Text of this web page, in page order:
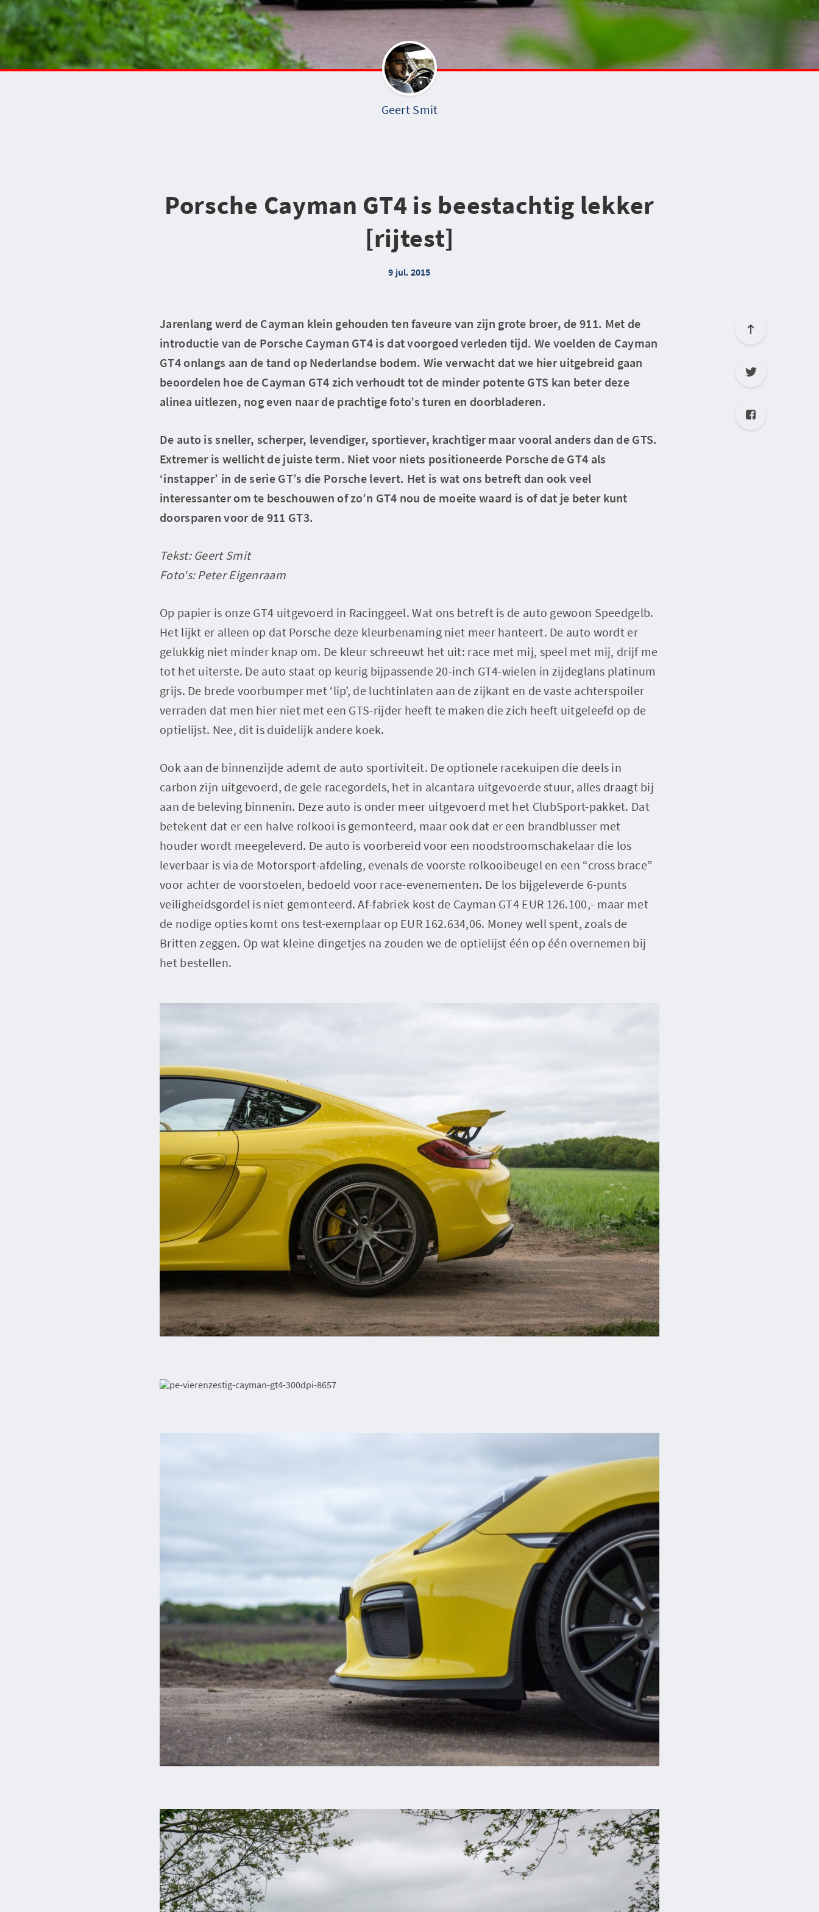
Geert Smit
Porsche Cayman GT4 is beestachtig lekker
[rijtest]
9 jul. 2015
Jarenlang werd de Cayman klein gehouden ten faveure van zijn grote broer, de 911. Met de
introductie van de Porsche Cayman GT4 is dat voorgoed verleden tijd. We voelden de Cayman
GT4 onlangs aan de tand op Nederlandse bodem. Wie verwacht dat we hier uitgebreid gaan
beoordelen hoe de Cayman GT4 zich verhoudt tot de minder potente GTS kan beter deze
alinea uitlezen, nog even naar de prachtige foto’s turen en doorbladeren.
De auto is sneller, scherper, levendiger, sportiever, krachtiger maar vooral anders dan de GTS.
Extremer is wellicht de juiste term. Niet voor niets positioneerde Porsche de GT4 als
‘instapper’ in de serie GT’s die Porsche levert. Het is wat ons betreft dan ook veel
interessanter om te beschouwen of zo’n GT4 nou de moeite waard is of dat je beter kunt
doorsparen voor de 911 GT3.
Tekst: Geert Smit
Foto's: Peter Eigenraam
Op papier is onze GT4 uitgevoerd in Racinggeel. Wat ons betreft is de auto gewoon Speedgelb.
Het lijkt er alleen op dat Porsche deze kleurbenaming niet meer hanteert. De auto wordt er
gelukkig niet minder knap om. De kleur schreeuwt het uit: race met mij, speel met mij, drijf me
tot het uiterste. De auto staat op keurig bijpassende 20-inch GT4-wielen in zijdeglans platinum
grijs. De brede voorbumper met ‘lip’, de luchtinlaten aan de zijkant en de vaste achterspoiler
verraden dat men hier niet met een GTS-rijder heeft te maken die zich heeft uitgeleefd op de
optielijst. Nee, dit is duidelijk andere koek.
Ook aan de binnenzijde ademt de auto sportiviteit. De optionele racekuipen die deels in
carbon zijn uitgevoerd, de gele racegordels, het in alcantara uitgevoerde stuur, alles draagt bij
aan de beleving binnenin. Deze auto is onder meer uitgevoerd met het ClubSport-pakket. Dat
betekent dat er een halve rolkooi is gemonteerd, maar ook dat er een brandblusser met
houder wordt meegeleverd. De auto is voorbereid voor een noodstroomschakelaar die los
leverbaar is via de Motorsport-afdeling, evenals de voorste rolkooibeugel en een “cross brace”
voor achter de voorstoelen, bedoeld voor race-evenementen. De los bijgeleverde 6-punts
veiligheidsgordel is niet gemonteerd. Af-fabriek kost de Cayman GT4 EUR 126.100,- maar met
de nodige opties komt ons test-exemplaar op EUR 162.634,06. Money well spent, zoals de
Britten zeggen. Op wat kleine dingetjes na zouden we de optielijst één op één overnemen bij
het bestellen.